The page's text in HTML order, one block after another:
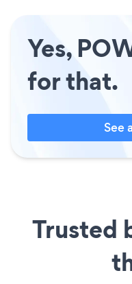
Yes,
for that.
See
Trusted